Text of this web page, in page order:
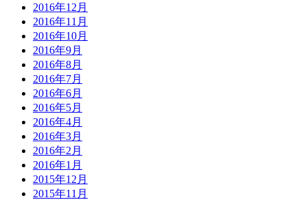
2016年12月
2016年11月
2016年10月
2016年9月
2016年8月
2016年7月
2016年6月
2016年5月
2016年4月
2016年3月
2016年2月
2016年1月
2015年12月
2015年11月